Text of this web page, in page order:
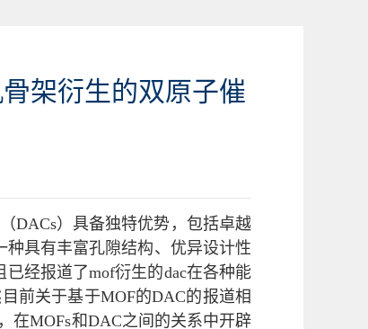
骨架衍生的双原子催
DACs）具备独特优势，包括卓越
具有丰富孔隙结构、优异设计性
经报道了mof衍生的dac在各种能
前关于基于MOF的DAC的报道相
在MOFs和DAC之间的关系中开辟